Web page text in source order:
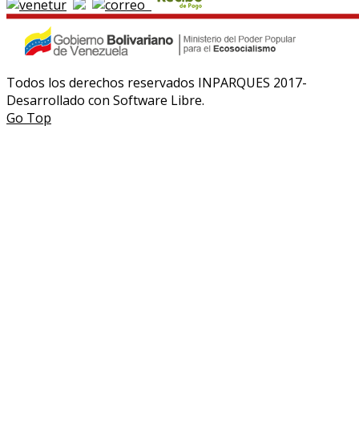
Todos los derechos reservados INPARQUES 2017-
Desarrollado con Software Libre.
Go Top